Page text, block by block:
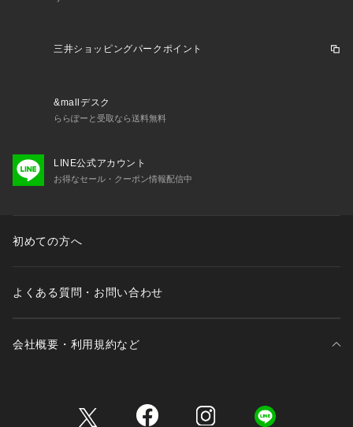
三井ショッピングパークポイント
&mallデスク
ららぽーと受取なら送料無料
LINE公式アカウント
お得なセール・クーポン情報配信中
初めての方へ
よくある質問・お問い合わせ
会社概要・利用規約など